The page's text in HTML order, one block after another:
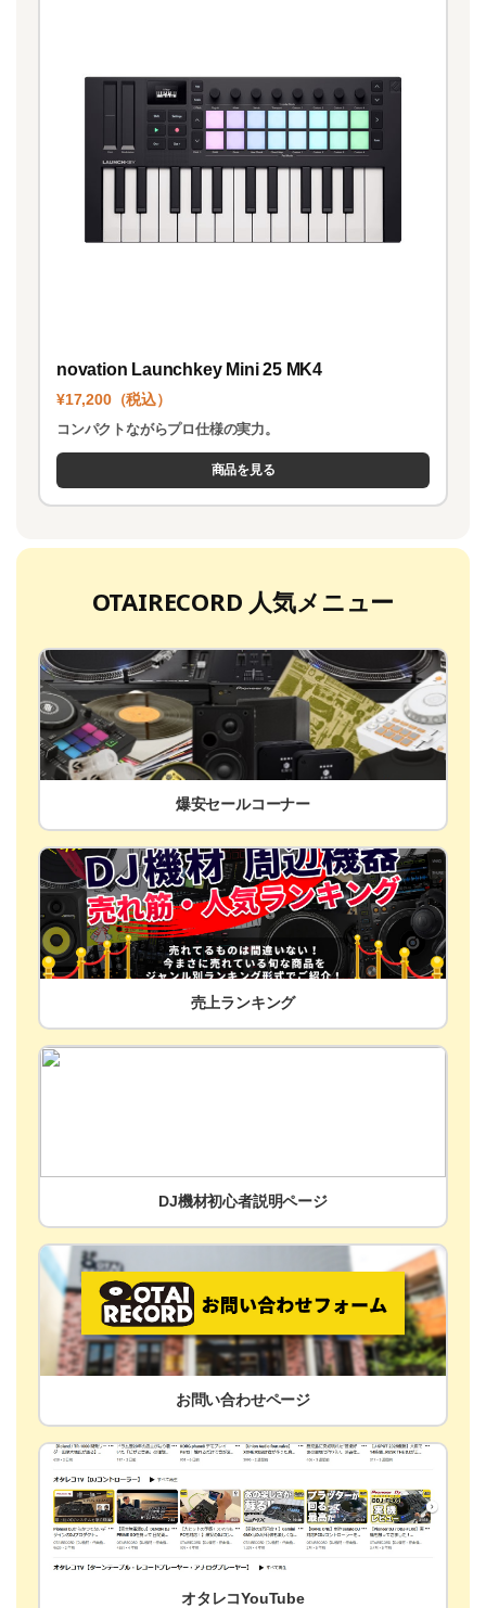
novation Launchkey Mini 25 MK4
¥17,200（税込）
コンパクトながらプロ仕様の実力。
商品を見る
OTAIRECORD 人気メニュー
爆安セールコーナー
売上ランキング
DJ機材初心者説明ページ
お問い合わせページ
オタレコYouTube